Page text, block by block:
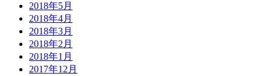
2018年5月
2018年4月
2018年3月
2018年2月
2018年1月
2017年12月